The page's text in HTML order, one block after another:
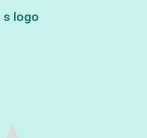
s logo